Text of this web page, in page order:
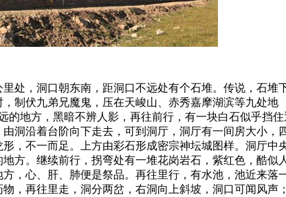
，洞口朝东南，距洞口不远处有个石堆。传说，石堆
制伏九弟兄魔鬼，压在天峻山、赤秀嘉摩湖滨等九处地
的地方，黑暗不辨人影，再往前行，有一块白石似乎挡住
洞沿着台阶向下走去，可到洞厅，洞厅有一间房大小，
，不一而足。上方由彩石形成密宗神坛城图样。洞厅中
方。继续前行，拐弯处有一堆花岗岩石，紫红色，酷似人
，心、肝、肺便是祭品。再往里行，有水池，池近来落
，再往里走，洞分两岔，右洞向上斜坡，洞口可闻风声；